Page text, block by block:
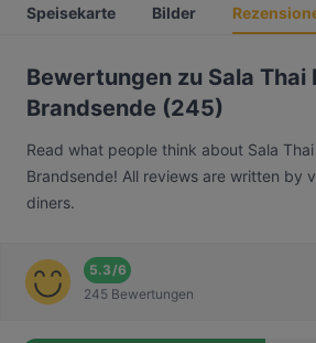
Speisekarte Bilder
Bewertungen zu Sala Thai
Brandsende (245)
Read what people think about Sala
Brandsende! All reviews are written by
diners.
5.3/6
245 Bewertungen